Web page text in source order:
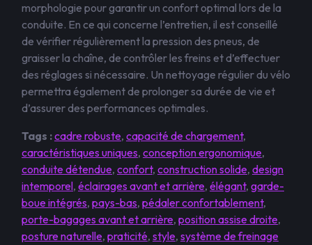
morphologie pour garantir un confort optimal lors de la
conduite. En ce qui concerne l’entretien, il est conseillé
de vérifier régulièrement la pression des pneus, de
graisser la chaîne, de contrôler les freins et d’effectuer
des réglages si nécessaire. Un nettoyage régulier du vélo
permettra également de prolonger sa durée de vie et
d’assurer des performances optimales.
Tags :cadre robuste, capacité de chargement,
caractéristiques uniques, conception ergonomique,
conduite détendue, confort, construction solide, design
intemporel, éclairages avant et arrière, élégant, garde-
boue intégrés, pays-bas, pédaler confortablement,
porte-bagages avant et arrière, position assise droite,
posture naturelle, praticité, style, système de freinage